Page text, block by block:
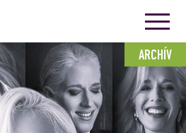
ARCHÍV